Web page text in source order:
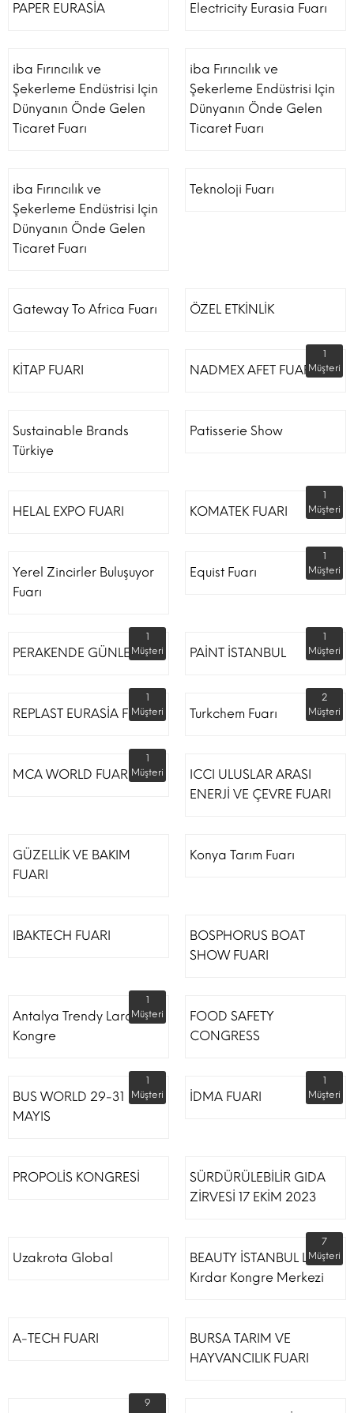
PAPER EURASİA Electricity Eurasia Fuarı
iba Fırıncılık ve
Şekerleme Endüstrisi Için
Dünyanın Önde Gelen
Ticaret Fuarı
iba Fırıncılık ve
Şekerleme Endüstrisi Için
Dünyanın Önde Gelen
Ticaret Fuarı
iba Fırıncılık ve
Şekerleme Endüstrisi Için
Dünyanın Önde Gelen
Ticaret Fuarı
Teknoloji Fuarı
Gateway To Africa Fuarı ÖZEL ETKİNLİK
KİTAP FUARI NADMEX AFET FUARI
1
Müşteri
Sustainable Brands
Türkiye
Patisserie Show
HELAL EXPO FUARI KOMATEK FUARI
1
Müşteri
Yerel Zincirler Buluşuyor
Fuarı
Equist Fuarı
1
Müşteri
PERAKENDE GÜNLERİ
1
Müşteri
PAİNT İSTANBUL
1
Müşteri
REPLAST EURASİA FUARI
1
Müşteri
Turkchem Fuarı
2
Müşteri
MCA WORLD FUARI
1
Müşteri
ICCI ULUSLAR ARASI
ENERJİ VE ÇEVRE FUARI
GÜZELLİK VE BAKIM
FUARI
Konya Tarım Fuarı
IBAKTECH FUARI
BOSPHORUS BOAT
SHOW FUARI
Antalya Trendy Lara Otel
Kongre
1
Müşteri
FOOD SAFETY
CONGRESS
BUS WORLD 29-31
MAYIS
1
Müşteri
İDMA FUARI
1
Müşteri
PROPOLİS KONGRESİ
SÜRDÜRÜLEBİLİR GIDA
ZİRVESİ 17 EKİM 2023
Uzakrota Global
BEAUTY İSTANBUL Lütfi
Kırdar Kongre Merkezi
7
Müşteri
A-TECH FUARI
BURSA TARIM VE
HAYVANCILIK FUARI
9